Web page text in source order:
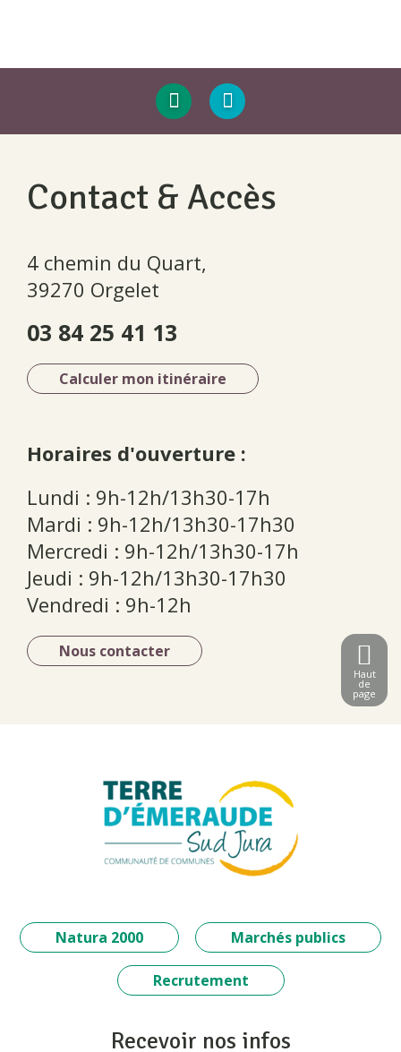
Contact & Accès
4 chemin du Quart,
39270 Orgelet
03 84 25 41 13
Calculer mon itinéraire
Horaires d'ouverture :
Lundi : 9h-12h/13h30-17h
Mardi : 9h-12h/13h30-17h30
Mercredi : 9h-12h/13h30-17h
Jeudi : 9h-12h/13h30-17h30
Vendredi : 9h-12h
Nous contacter
Haut
de
page
Natura 2000 Marchés publics
Recrutement
Recevoir nos infos